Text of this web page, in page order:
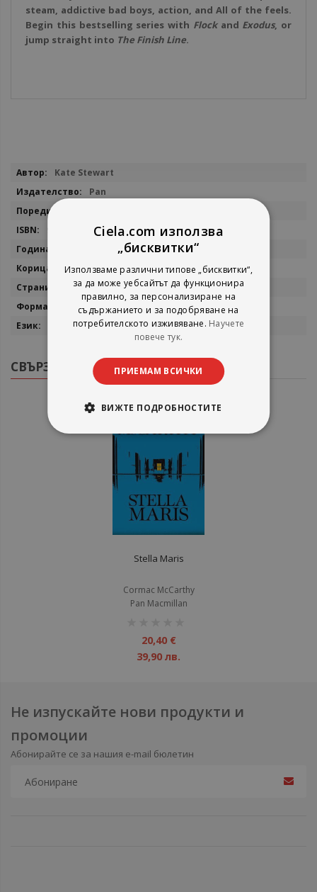
steam, addictive bad boys, action, and All of the feels.
Begin this bestselling series with Flock and Exodus, or
jump straight into The Finish Line.
Повече
Kate Stewart
Pan
9781035013524
2023
мека
560
13 х 19,8 см.
английски
СВЪРЗАНИ ПРОДУКТИ
Stella Maris
Cormac McCarthy
Pan Macmillan
20,40 €
39,90 лв.
Не изпускайте нови продукти и
промоции
Абонирайте се за нашия e-mail бюлетин
Ciela.com използва
„бисквитки“
Използваме различни типове „бисквитки“,
за да може уебсайтът да функционира
правилно, за персонализиране на
съдържанието и за подобряване на
потребителското изживяване. Научете
повече тук.
ПРИЕМАМ ВСИЧКИ
ВИЖТЕ ПОДРОБНОСТИТЕ